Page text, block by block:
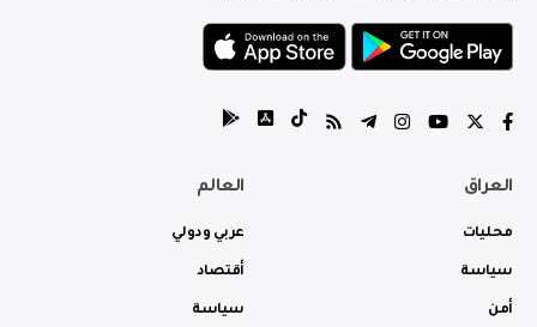
العراق
محليات
سياسة
أمن
العالم
عربي ودولي
أقتصاد
سياسة